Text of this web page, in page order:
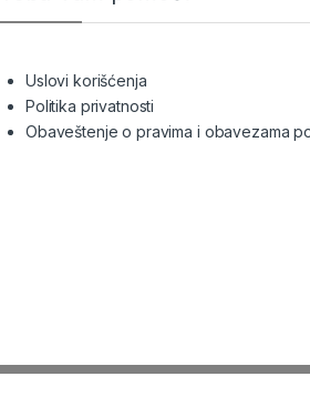
Uslovi korišćenja
Politika privatnosti
Obaveštenje o pravima i obavezama